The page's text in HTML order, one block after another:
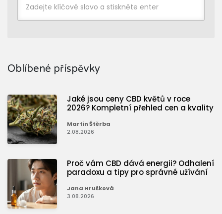
Oblíbené příspěvky
Jaké jsou ceny CBD květů v roce
2026? Kompletní přehled cen a kvality
Martin Štěrba
2.08.2026
Proč vám CBD dává energii? Odhalení
paradoxu a tipy pro správné užívání
Jana Hrušková
3.08.2026